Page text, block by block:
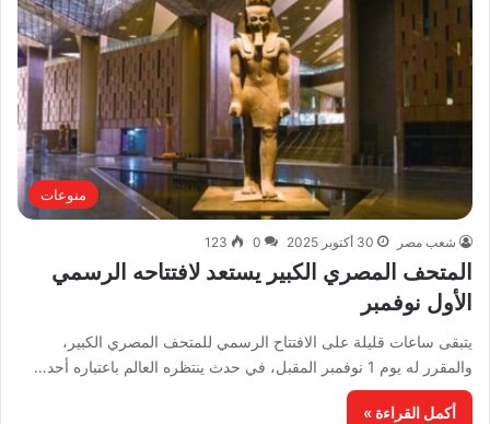
منوعات
شعب مصر 30 أكتوبر 2025 0
123
المتحف المصري الكبير يستعد لافتتاحه الرسمي
الأول نوفمبر
يتبقى ساعات قليلة على الافتتاح الرسمي للمتحف المصري الكبير،
والمقرر له يوم 1 نوفمبر المقبل، في حدث ينتظره العالم باعتباره أحد…
أكمل القراءة »